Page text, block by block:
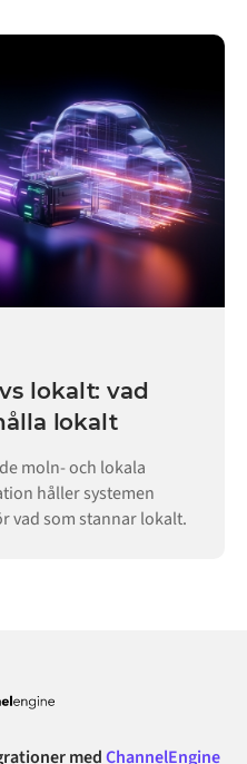
lokalt: vad
lokalt
moln- och lokala
håller systemen
vad som stannar lokalt.
medChannelEngine